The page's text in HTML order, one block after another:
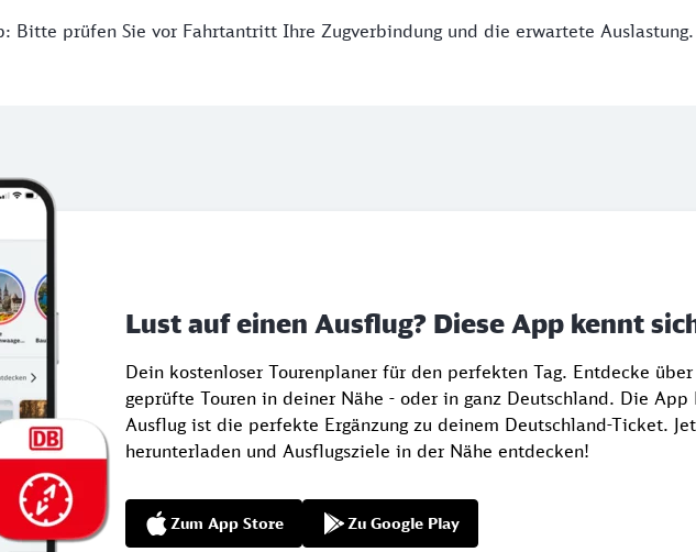
Bitte prüfen Sie vor Fahrtantritt Ihre Zugverbindung und die erwartete Auslastung.
Lust auf einen Ausflug? Diese App kennt
Dein kostenloser Tourenplaner für den perfekten Tag. Entdecke
geprüfte Touren in deiner Nähe - oder in ganz Deutschland. Die App
Ausflug ist die perfekte Ergänzung zu deinem Deutschland-Ticket.
herunterladen und Ausflugsziele in der Nähe entdecken!
Zum App Store Zu Google Play